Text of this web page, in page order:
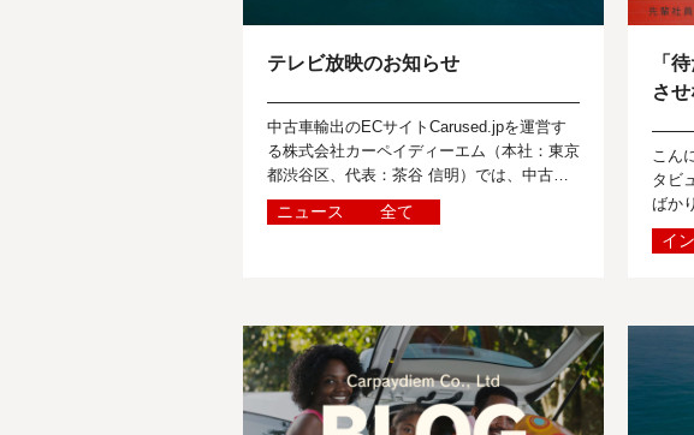
テレビ放映のお知らせ
中古車輸出のECサイトCarused.jpを運営す
る株式会社カーペイディーエム（本社：東京
都渋谷区、代表：茶谷 信明）では、中古車
に関する世界のニュースを報道関係者の皆様
に向けて定期的に発信しています...
ニュース 全て
「
さ
こん
タビ
ばか
毬で
エム
イ